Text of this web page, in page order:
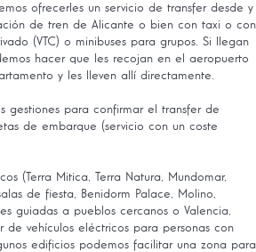
ofrecerles un servicio de transfer desde y
de tren de Alicante o bien con taxi o con
(VTC) o minibuses para grupos. Si llegan
hacer que les recojan en el aeropuerto
y les lleven allí directamente.
gestiones para confirmar el transfer de
de embarque (servicio con un coste
(Terra Mitica, Terra Natura, Mundomar,
de fiesta, Benidorm Palace, Molino,
guiadas a pueblos cercanos o Valencia,
de vehículos eléctricos para personas con
edificios podemos facilitar una zona para